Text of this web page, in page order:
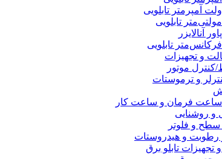
ولت آمپرمتر تابلویی
مولتی‌متر تابلویی
پاور آنالایزر
فرکانس‌متر تابلویی
و تجهیزات
کنترل موتور
و ترموستات
ساعت فرمان و ساعت کار
و روشنایی
سطح و فلوتر
رطوبت و هیدروستات
تجهیزات تابلو برق